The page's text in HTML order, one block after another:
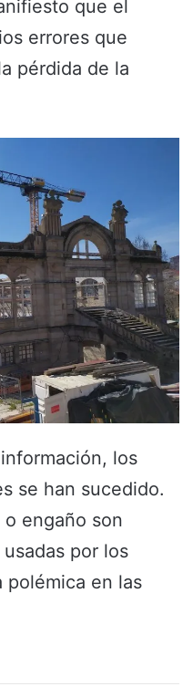
que el
errores que
pérdida de la
los
se han sucedido.
engaño son
por los
polémica en las